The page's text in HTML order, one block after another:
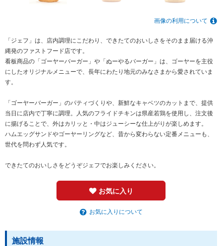
画像の利用について
「ジェフ」は、店内調理にこだわり、できたてのおいしさをそのまま届ける沖
縄発のファストフード店です。
看板商品の「ゴーヤーバーガー」や「ぬーやるバーガー」は、ゴーヤーを主役
にしたオリジナルメニューで、長年にわたり地元のみなさまから愛されていま
す。
「ゴーヤーバーガー」のパティづくりや、新鮮なキャベツのカットまで、提供
当日に店内で丁寧に調理。人気のフライドチキンは県産若鶏を使用し、注文後
に揚げることで、外はカリッと・中はジューシーな仕上がりが楽しめます。
ハムエッグサンドやゴーヤーリングなど、昔から変わらない定番メニューも、
世代を問わず人気です。
できたてのおいしさをどうぞジェフでお楽しみください。
お気に入り
お気に入りについて
施設情報